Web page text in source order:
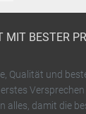
MIT BESTER
Qualität und
Versprechen
alles, damit die